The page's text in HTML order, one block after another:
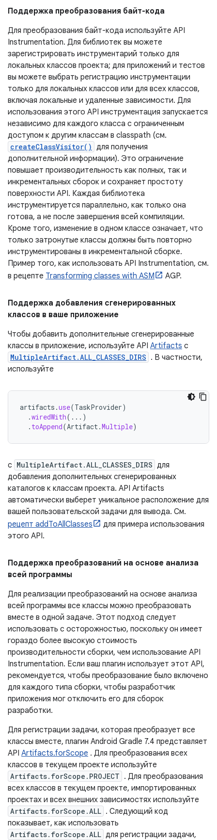
Поддержка преобразования байт-кода
Для преобразования байт-кода используйте API
Instrumentation. Для библиотек вы можете
зарегистрировать инструментарий только для
локальных классов проекта; для приложений и тестов
вы можете выбрать регистрацию инструментации
только для локальных классов или для всех классов,
включая локальные и удаленные зависимости. Для
использования этого API инструментация запускается
независимо для каждого класса с ограниченным
доступом к другим классам в classpath (см.
createClassVisitor() для получения
дополнительной информации). Это ограничение
повышает производительность как полных, так и
инкрементальных сборок и сохраняет простоту
поверхности API. Каждая библиотека
инструментируется параллельно, как только она
готова, а не после завершения всей компиляции.
Кроме того, изменение в одном классе означает, что
только затронутые классы должны быть повторно
инструментированы в инкрементальной сборке.
Пример того, как использовать API Instrumentation, см.
в рецепте Transforming classes with ASM AGP.
Поддержка добавления сгенерированных
классов в ваше приложение
Чтобы добавить дополнительные сгенерированные
классы в приложение, используйте API Artifacts с
MultipleArtifact.ALL_CLASSES_DIRS . В частности,
используйте
artifacts .use(TaskProvider)
.wiredWith(...)
. toAppend(Artifact.Multiple)
с MultipleArtifact.ALL_CLASSES_DIRS для
добавления дополнительных сгенерированных
каталогов к классам проекта. API Artifacts
автоматически выберет уникальное расположение для
вашей пользовательской задачи для вывода. См.
рецепт addToAllClasses
для примера использования
этого API.
Поддержка преобразований на основе анализа
всей программы
Для реализации преобразований на основе анализа
всей программы все классы можно преобразовать
вместе в одной задаче. Этот подход следует
использовать с осторожностью, поскольку он имеет
гораздо более высокую стоимость
производительности сборки, чем использование API
Instrumentation. Если ваш плагин использует этот API,
рекомендуется, чтобы преобразование было включено
для каждого типа сборки, чтобы разработчик
приложения мог отключить его для сборок
разработки.
Для регистрации задачи, которая преобразует все
классы вместе, плагин Android Gradle 7.4 представляет
API Artifacts.forScope . Для преобразования всех
классов в текущем проекте используйте
Artifacts.forScope.PROJECT . Для преобразования
всех классов в текущем проекте, импортированных
проектах и ​​всех внешних зависимостях используйте
Artifacts.forScope.ALL . Следующий код
показывает, как использовать
Artifacts.forScope.ALL для регистрации задачи,